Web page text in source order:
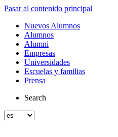
Pasar al contenido principal
Nuevos Alumnos
Alumnos
Alumni
Empresas
Universidades
Escuelas y familias
Prensa
Search